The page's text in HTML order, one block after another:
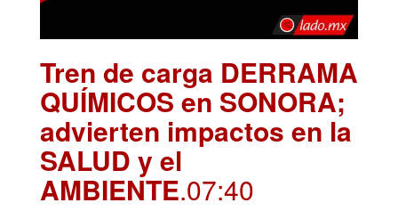
Tren de carga DERRAMA
QUÍMICOS en SONORA;
advierten impactos en la
SALUD y el
AMBIENTE.07:40